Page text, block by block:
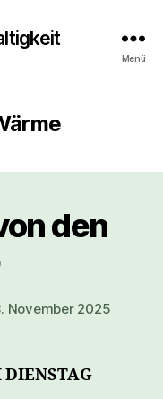
Menü
den
November 2025
DIENSTAG